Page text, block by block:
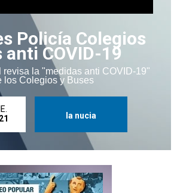
Policía Colegios
anti COVID-19
revisa la "medidas anti COVID-19"
los Colegios y Buses
la nucia